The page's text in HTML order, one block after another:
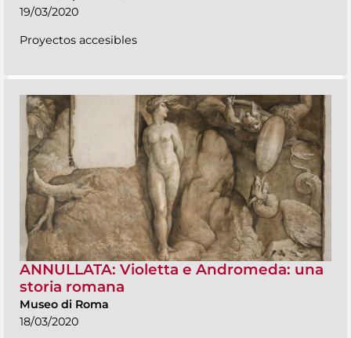
19/03/2020
Proyectos accesibles
ANNULLATA: Violetta e Andromeda: una
storia romana
Museo di Roma
18/03/2020